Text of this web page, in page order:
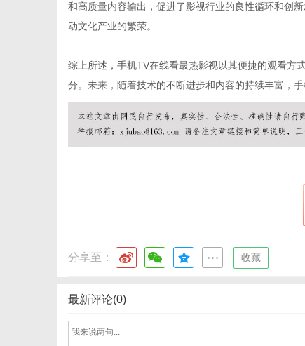
和高质量内容输出，促进了影视行业的良性循环和创
动文化产业的繁荣。
综上所述，手机TV在线看最热影视以其便捷的观看方
分。未来，随着技术的不断进步和内容的持续丰富，
分享至： 收藏
最新评论(0)